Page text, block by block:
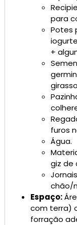
para
Potes
+
furos
Água.
giz de
chão/
Espaço:
com terra)
forração